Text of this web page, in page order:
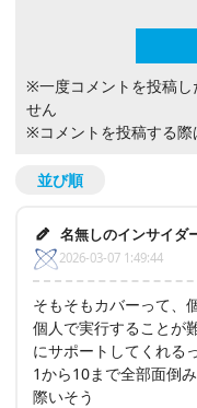
※一度コメントを投稿し
せん
※コメントを投稿する際
並び順
名無しのインサイダ
2026-03-07 1:49:44
そもそもカバーって、
個人で実行することが
にサポートしてくれる
1から10まで全部面倒
際いそう